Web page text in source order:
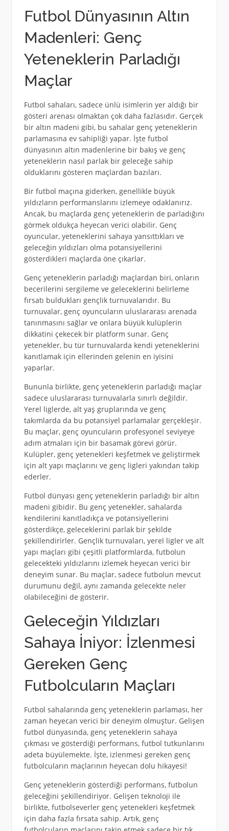
Futbol Dünyasının Altın
Madenleri: Genç
Yeteneklerin Parladığı
Maçlar
Futbol sahaları, sadece ünlü isimlerin yer aldığı bir
gösteri arenası olmaktan çok daha fazlasıdır. Gerçek
bir altın madeni gibi, bu sahalar genç yeteneklerin
parlamasına ev sahipliği yapar. İşte futbol
dünyasının altın madenlerine bir bakış ve genç
yeteneklerin nasıl parlak bir geleceğe sahip
olduklarını gösteren maçlardan bazıları.
Bir futbol maçına giderken, genellikle büyük
yıldızların performanslarını izlemeye odaklanırız.
Ancak, bu maçlarda genç yeteneklerin de parladığını
görmek oldukça heyecan verici olabilir. Genç
oyuncular, yeteneklerini sahaya yansıttıkları ve
geleceğin yıldızları olma potansiyellerini
gösterdikleri maçlarda öne çıkarlar.
Genç yeteneklerin parladığı maçlardan biri, onların
becerilerini sergileme ve geleceklerini belirleme
fırsatı buldukları gençlik turnuvalarıdır. Bu
turnuvalar, genç oyuncuların uluslararası arenada
tanınmasını sağlar ve onlara büyük kulüplerin
dikkatini çekecek bir platform sunar. Genç
yetenekler, bu tür turnuvalarda kendi yeteneklerini
kanıtlamak için ellerinden gelenin en iyisini
yaparlar.
Bununla birlikte, genç yeteneklerin parladığı maçlar
sadece uluslararası turnuvalarla sınırlı değildir.
Yerel liglerde, alt yaş gruplarında ve genç
takımlarda da bu potansiyel parlamalar gerçekleşir.
Bu maçlar, genç oyuncuların profesyonel seviyeye
adım atmaları için bir basamak görevi görür.
Kulüpler, genç yetenekleri keşfetmek ve geliştirmek
için alt yapı maçlarını ve genç ligleri yakından takip
ederler.
Futbol dünyası genç yeteneklerin parladığı bir altın
madeni gibidir. Bu genç yetenekler, sahalarda
kendilerini kanıtladıkça ve potansiyellerini
gösterdikçe, geleceklerini parlak bir şekilde
şekillendirirler. Gençlik turnuvaları, yerel ligler ve alt
yapı maçları gibi çeşitli platformlarda, futbolun
gelecekteki yıldızlarını izlemek heyecan verici bir
deneyim sunar. Bu maçlar, sadece futbolun mevcut
durumunu değil, aynı zamanda gelecekte neler
olabileceğini de gösterir.
Geleceğin Yıldızları
Sahaya İniyor: İzlenmesi
Gereken Genç
Futbolcuların Maçları
Futbol sahalarında genç yeteneklerin parlaması, her
zaman heyecan verici bir deneyim olmuştur. Gelişen
futbol dünyasında, genç yeteneklerin sahaya
çıkması ve gösterdiği performans, futbol tutkunlarını
adeta büyülemekte. İşte, izlenmesi gereken genç
futbolcuların maçlarının heyecan dolu hikayesi!
Genç yeteneklerin gösterdiği performans, futbolun
geleceğini şekillendiriyor. Gelişen teknoloji ile
birlikte, futbolseverler genç yetenekleri keşfetmek
için daha fazla fırsata sahip. Artık, genç